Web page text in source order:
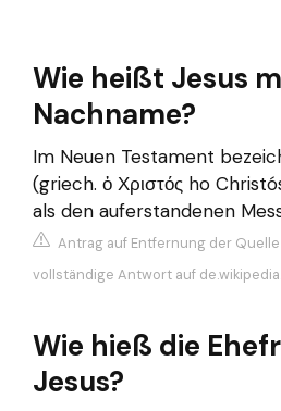
Wie heißt Jesus
Nachname?
Im Neuen Testament
(griech. ὁ Χριστός ho
als den auferstandenen
Antrag auf Entfernung der Quelle
vollständige Antwort auf
Wie hieß die
Jesus?